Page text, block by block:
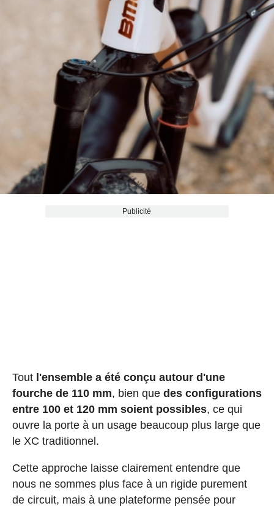
Publicité
Tout l'ensemble a été conçu autour d'une
fourche de 110 mm, bien que des configurations
entre 100 et 120 mm soient possibles, ce qui
ouvre la porte à un usage beaucoup plus large que
le XC traditionnel.
Cette approche laisse clairement entendre que
nous ne sommes plus face à un rigide purement
de circuit, mais à une plateforme pensée pour